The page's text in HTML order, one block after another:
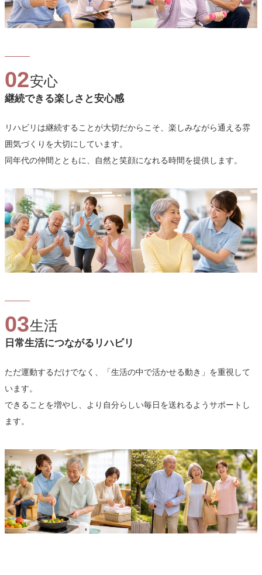
02安心
継続できる楽しさと安心感
リハビリは継続することが大切だからこそ、楽しみながら通える雰
囲気づくりを大切にしています。
同年代の仲間とともに、自然と笑顔になれる時間を提供します。
03生活
日常生活につながるリハビリ
ただ運動するだけでなく、「生活の中で活かせる動き」を重視して
います。
できることを増やし、より自分らしい毎日を送れるようサポートし
ます。